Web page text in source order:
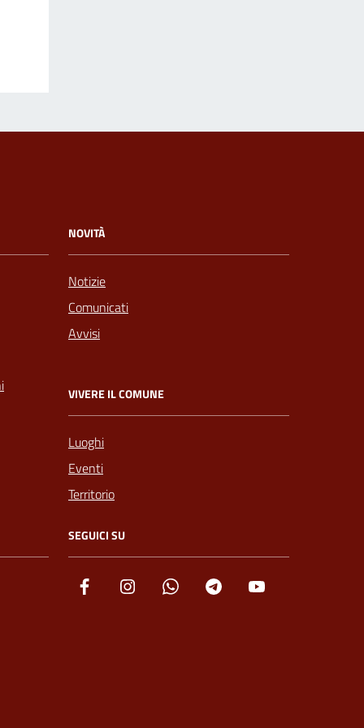
NOVITÀ
Notizie
Comunicati
Avvisi
VIVERE IL COMUNE
Luoghi
Eventi
Territorio
SEGUICI SU
Facebook Instagram Whatsapp Telegram